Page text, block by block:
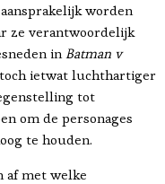
worden
ze verantwoordelijk
in Batman v
ietwat luchthartiger
tot
om de personages
te houden.
af met welke